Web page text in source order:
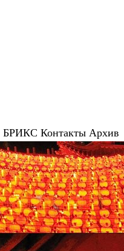
БРИКС Контакты Архив